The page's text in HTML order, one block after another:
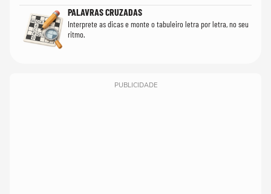
PALAVRAS CRUZADAS
Interprete as dicas e monte o tabuleiro letra por letra, no seu
ritmo.
PUBLICIDADE